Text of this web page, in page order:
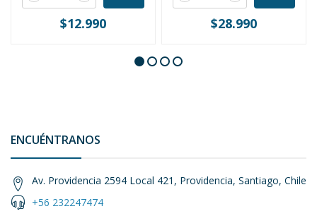
$12.990 $28.990
ENCUÉNTRANOS
Av. Providencia 2594 Local 421, Providencia, Santiago, Chile
+56 232247474